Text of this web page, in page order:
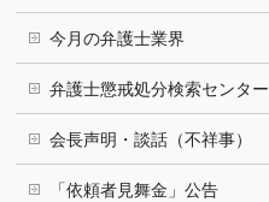
今月の弁護士業界
弁護士懲戒処分検索センター
会長声明・談話（不祥事）
「依頼者見舞金」公告